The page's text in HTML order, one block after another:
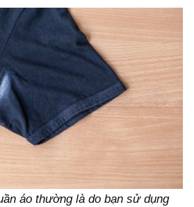
áo thường là do bạn sử dụng